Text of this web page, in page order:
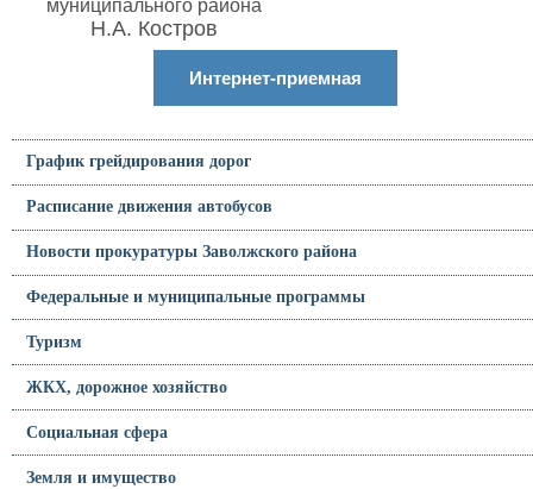
муниципального района
Н.А. Костров
Интернет-приемная
График грейдирования дорог
Расписание движения автобусов
Новости прокуратуры Заволжского района
Федеральные и муниципальные программы
Туризм
ЖКХ, дорожное хозяйство
Социальная сфера
Земля и имущество